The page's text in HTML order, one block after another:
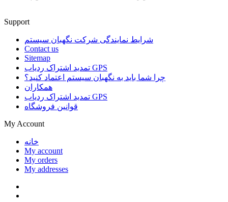
Support
شرایط نمایندگی شرکت نگهبان سیستم
Contact us
Sitemap
تمدید اشتراک ردیاب GPS
چرا شما باید به نگهبان سیستم اعتماد کنید؟
همکاران
تمدید اشتراک ردیاب GPS
قوانین فروشگاه
My Account
خانه
My account
My orders
My addresses